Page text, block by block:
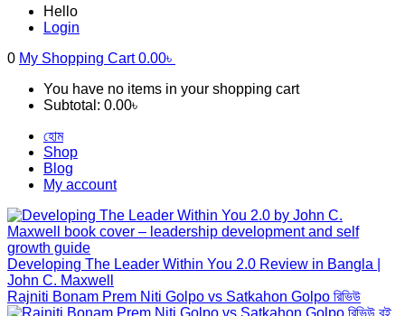
Hello
Login
0 My Shopping Cart0.00৳
You have no items in your shopping cart
Subtotal: 0.00৳
হোম
Shop
Blog
My account
Developing The Leader Within You 2.0 Review in Bangla |
John C. Maxwell
Rajniti Bonam Prem Niti Golpo vs Satkahon Golpo রিভিউ